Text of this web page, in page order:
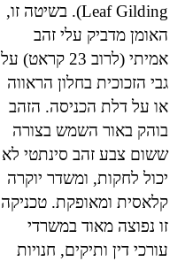
Leaf Gilding). בשיטה זו,
האומן מדביק עלי זהב
אמיתי (לרוב 23 קראט) על
גבי הזכוכית בחלון הראווה
או על דלת הכניסה. הזהב
בוהק באור השמש בצורה
ששום צבע זהב סינתטי לא
יכול לחקות, ומשדר יוקרה
קלאסית ומאופקת. טכניקה
זו נפוצה מאוד במשרדי
עורכי דין ותיקים, חנויות